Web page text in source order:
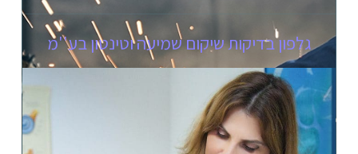
גלפון בדיקות שיקום שמיעה וטינטון בע''מ